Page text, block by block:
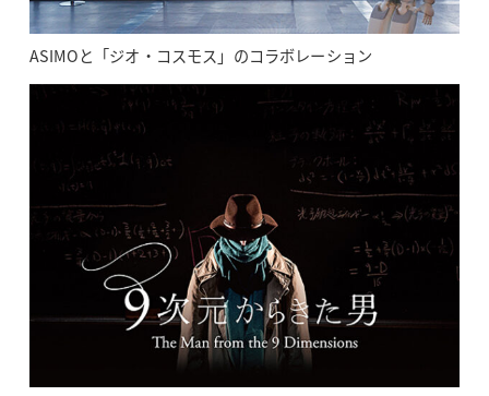
ASIMOと「ジオ・コスモス」のコラボレーション